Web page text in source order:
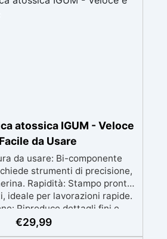
atossica IGUM - Veloce
da Usare
da usare: Bi-componente
strumenti di precisione,
Rapidità: Stampo pronto
ideale per lavorazioni rapide.
Riproduce dettagli fini e
un risultato professionale.
€29,99